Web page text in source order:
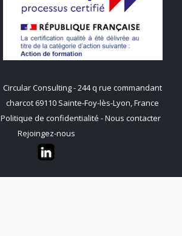
Circular Consulting - 244 q rue commandant
charcot 69110 Sainte-Foy-lès-Lyon, France
Politique de confidentialité -Nous contacter
Rejoingez-nous